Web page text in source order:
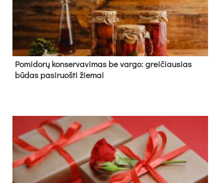
Pomidorų konservavimas be vargo: greičiausias
būdas pasiruošti žiemai